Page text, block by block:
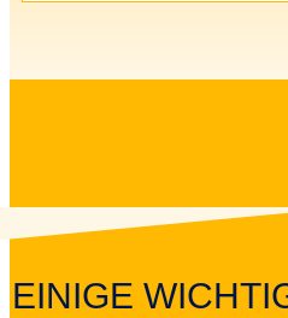
EINIGE